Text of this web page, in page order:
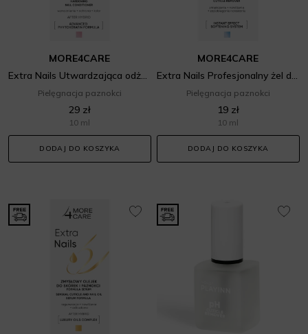
MORE4CARE
Extra Nails Utwardzająca odżywka do paznokci
Pielęgnacja paznokci
29 zł
10 ml
DODAJ DO KOSZYKA
MORE4CARE
Extra Nails Profesjonalny żel do usuwania skórek
Pielęgnacja paznokci
19 zł
10 ml
DODAJ DO KOSZYKA